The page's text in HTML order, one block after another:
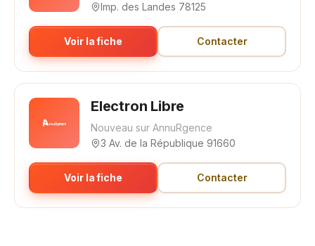
Imp. des Landes 78125
Voir la fiche Contacter
Electron Libre
Nouveau sur AnnuRgence
3 Av. de la République 91660
Voir la fiche Contacter